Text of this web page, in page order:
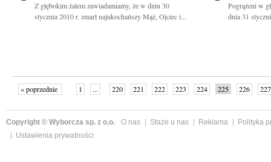
Z głębokim żalem zawiadamiamy, że w dniu 30
stycznia 2010 r. zmarł najukochańszy Mąż, Ojciec i...
Pogrążeni w
dnia 31
« poprzednie 1 ... 220 221 222 223 224 225 226
227
Copyright © Wyborcza sp. z o.o. O nas Staże u nas Reklama
Polityka
Ustawienia prywatności